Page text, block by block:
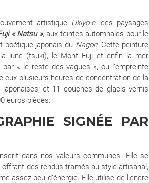
artistique Ukiyo-e, ces paysages
« Natsu », aux teintes automnales pour le
poétique japonais du Nagori. Cette peinture
lune (tsuki), le Mont Fuji et enfin la mer
« le reste des vagues », ou l’empreinte
eux plusieurs heures de concentration de la
et 11 couches de glacis vernis
euros pièces.
SIGNÉE PAR
dans nos valeurs communes. Elle se
des rendus tramés au style artisanal,
assez peu d’énergie. Elle utilise de l’encre